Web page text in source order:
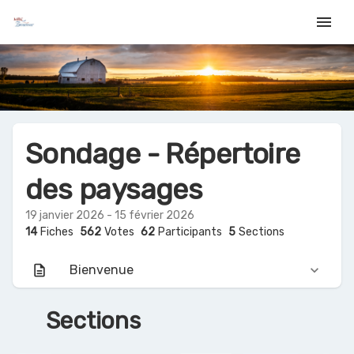
menu
Sondage - Répertoire
des paysages
19 janvier 2026 - 15 février 2026
14 Fiches 562 Votes 62 Participants 5 Sections
description Bienvenue keyboard_arrow_down
Sections